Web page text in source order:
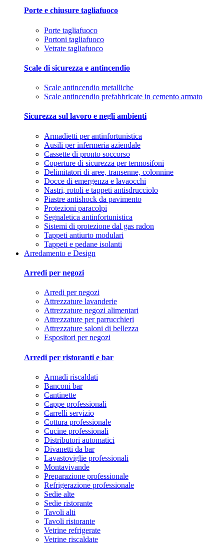
Porte e chiusure tagliafuoco
Porte tagliafuoco
Portoni tagliafuoco
Vetrate tagliafuoco
Scale di sicurezza e antincendio
Scale antincendio metalliche
Scale antincendio prefabbricate in cemento armato
Sicurezza sul lavoro e negli ambienti
Armadietti per antinfortunistica
Ausili per infermeria aziendale
Cassette di pronto soccorso
Coperture di sicurezza per termosifoni
Delimitatori di aree, transenne, colonnine
Docce di emergenza e lavaocchi
Nastri, rotoli e tappeti antisdrucciolo
Piastre antishock da pavimento
Protezioni paracolpi
Segnaletica antinfortunistica
Sistemi di protezione dal gas radon
Tappeti antiurto modulari
Tappeti e pedane isolanti
Arredamento e Design
Arredi per negozi
Arredi per negozi
Attrezzature lavanderie
Attrezzature negozi alimentari
Attrezzature per parrucchieri
Attrezzature saloni di bellezza
Espositori per negozi
Arredi per ristoranti e bar
Armadi riscaldati
Banconi bar
Cantinette
Cappe professionali
Carrelli servizio
Cottura professionale
Cucine professionali
Distributori automatici
Divanetti da bar
Lavastoviglie professionali
Montavivande
Preparazione professionale
Refrigerazione professionale
Sedie alte
Sedie ristorante
Tavoli alti
Tavoli ristorante
Vetrine refrigerate
Vetrine riscaldate